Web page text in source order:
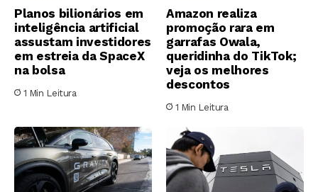
Planos bilionários em
inteligência artificial
assustam investidores
em estreia da SpaceX
na bolsa
1 Min Leitura
Amazon realiza
promoção rara em
garrafas Owala,
queridinha do TikTok;
veja os melhores
descontos
1 Min Leitura